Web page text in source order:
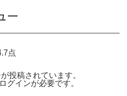
ー
点
投稿されています。
ログインが必要です。